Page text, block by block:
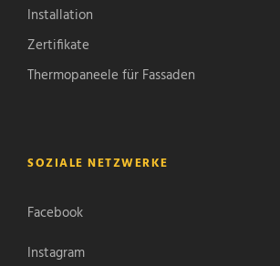
Installation
Zertifikate
Thermopaneele für Fassaden
SOZIALE NETZWERKE
Facebook
Instagram